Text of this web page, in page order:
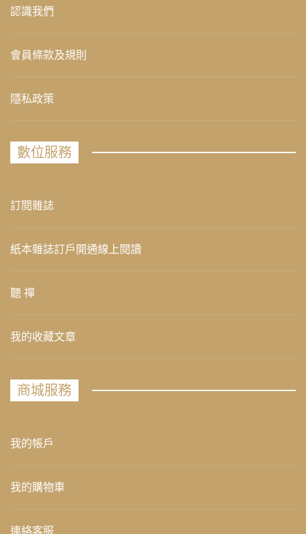
認識我們
會員條款及規則
隱私政策
數位服務
訂閱雜誌
紙本雜誌訂戶開通線上閱讀
聽 禪
我的收藏文章
商城服務
我的帳戶
我的購物車
連絡客服